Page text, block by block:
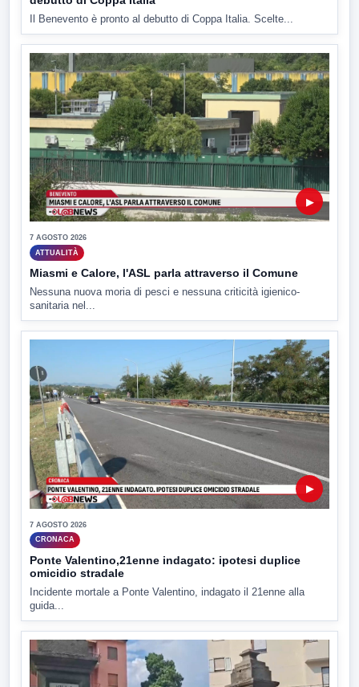
Il Benevento è pronto al debutto di Coppa Italia. Scelte...
▶
7 AGOSTO 2026
ATTUALITÀ
Miasmi e Calore, l'ASL parla attraverso il Comune
Nessuna nuova moria di pesci e nessuna criticità igienico-
sanitaria nel...
▶
7 AGOSTO 2026
CRONACA
Ponte Valentino,21enne indagato: ipotesi duplice
omicidio stradale
Incidente mortale a Ponte Valentino, indagato il 21enne alla
guida...